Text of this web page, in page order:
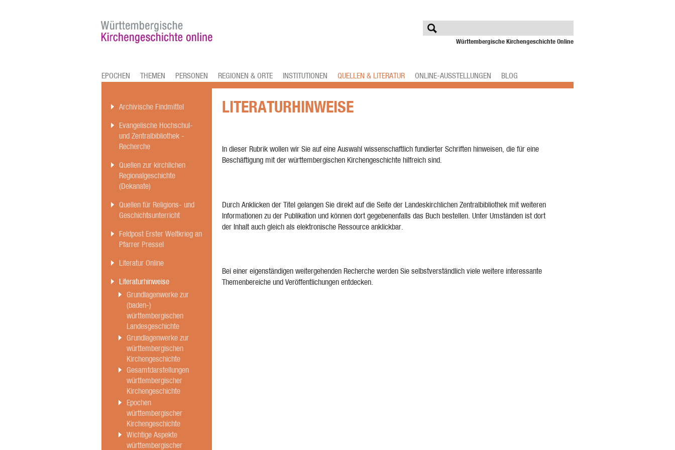
EPOCHEN THEMEN PERSONEN REGIONEN & ORTE INSTITUTIONEN QUELLEN & LITERATUR ONLINE-AUSSTELLUNGEN BLOG
Württembergische Kirchengeschichte Online
Archivische Findmittel
Evangelische Hochschul-
und Zentralbibliothek -
Recherche
Quellen zur kirchlichen
Regionalgeschichte
(Dekanate)
Quellen für Religions- und
Geschichtsunterricht
Feldpost Erster Weltkrieg an
Pfarrer Pressel
Literatur Online
Literaturhinweise
Grundlagenwerke zur
(baden-)
württembergischen
Landesgeschichte
Grundlagenwerke zur
württembergischen
Kirchengeschichte
Gesamtdarstellungen
württembergischer
Kirchengeschichte
Epochen
württembergischer
Kirchengeschichte
Wichtige Aspekte
württembergischer
LITERATURHINWEISE
In dieser Rubrik wollen wir Sie auf eine Auswahl wissenschaftlich fundierter Schriften hinweisen, die für eine
Beschäftigung mit der württembergischen Kirchengeschichte hilfreich sind.
Durch Anklicken der Titel gelangen Sie direkt auf die Seite der Landeskirchlichen Zentralbibliothek mit weiteren
Informationen zu der Publikation und können dort gegebenenfalls das Buch bestellen. Unter Umständen ist dort
der Inhalt auch gleich als elektronische Ressource anklickbar.
Bei einer eigenständigen weitergehenden Recherche werden Sie selbstverständlich viele weitere interessante
Themenbereiche und Veröffentlichungen entdecken.